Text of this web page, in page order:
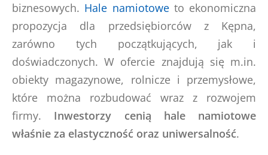
biznesowych. Hale namiotoweto ekonomiczna
propozycja dla przedsiębiorców z Kępna,
zarówno tych początkujących, jak i
doświadczonych. W ofercie znajdują się m.in.
obiekty magazynowe, rolnicze i przemysłowe,
które można rozbudować wraz z rozwojem
firmy. Inwestorzy cenią hale namiotowe
właśnie za elastyczność oraz uniwersalność.